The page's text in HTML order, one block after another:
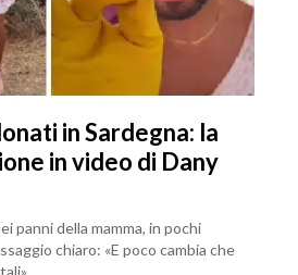
in Sardegna: la
in video di Dany
panni della mamma, in pochi
chiaro: «E poco cambia che